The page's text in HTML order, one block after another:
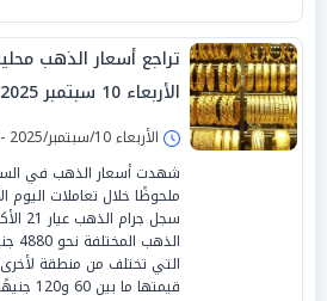
تراجع أسعار الذهب
الأربعاء 10 سبتمبر 2025
الأربعاء 10/سبتمبر/2025 - 12:25 ص
شهدت أسعار الذهب في
سجل
التي تختلف من منطقة لأخرى
قيمتها ما بين 60 و120 جنيهًا.